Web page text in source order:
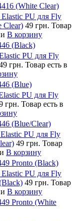
(White Clear)
PU для Fly
Clear) 49 грн. Товар
В корзину
(Black)
PU для Fly
грн. Товар есть в
(Blue)
PU для Fly
грн. Товар есть в
(Blue/Сlear)
PU для Fly
49 грн. Товар
В корзину
Pronto (Black)
PU для Fly
49 грн. Товар
В корзину
Pronto (White